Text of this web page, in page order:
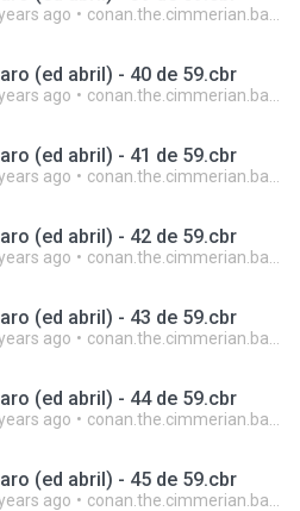
ago conan.the.cimmerian.barbarian
(ed abril) - 40 de 59.cbr
ago conan.the.cimmerian.barbarian
(ed abril) - 41 de 59.cbr
ago conan.the.cimmerian.barbarian
(ed abril) - 42 de 59.cbr
ago conan.the.cimmerian.barbarian
(ed abril) - 43 de 59.cbr
ago conan.the.cimmerian.barbarian
(ed abril) - 44 de 59.cbr
ago conan.the.cimmerian.barbarian
(ed abril) - 45 de 59.cbr
ago conan.the.cimmerian.barbarian